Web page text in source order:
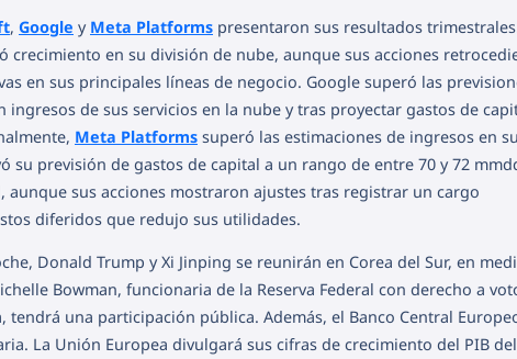
, Google y Meta Platforms presentaron sus resultados
crecimiento en su división de nube, aunque sus acciones
en sus principales líneas de negocio. Google superó las
de sus servicios en la nube y tras proyectar gastos de
Meta Platforms superó las estimaciones de ingresos en
su previsión de gastos de capital a un rango de entre 70 y 72
sus acciones mostraron ajustes tras registrar un cargo
diferidos que redujo sus utilidades.
Donald Trump y Xi Jinping se reunirán en Corea del Sur, en
Bowman, funcionaria de la Reserva Federal con derecho a
una participación pública. Además, el Banco Central
La Unión Europea divulgará sus cifras de crecimiento del PIB